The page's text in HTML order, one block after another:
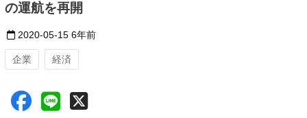
の運航を再開
2020-05-15 6年前
企業 経済